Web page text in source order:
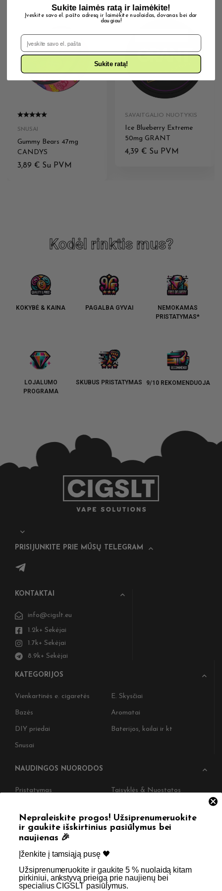
IŠPARDUOTA
SNUSAI
Gummy Bears 47mg
CANDYS
3,89 € Su PVM
IŠPARDUOTA
SAVAITGALIO NUOTYKIS
Ice Blueberry Extreme
50mg GRANT
4,39 € Su PVM
Kodėl rinktis mus?
KOKYBĖ & KAINA PAGALBA GYVAI
NEMOKAMAS
PRISTATYMAS*
LOJALUMO
PROGRAMA
SKUBUS PRISTATYMAS 9/10 REKOMENDUOJA
PRISIJUNKITE PRIE MŪSŲ TELEGRAM
KONTAKTAI
info@cigslt.eu
1.2k+ Sekėjai
1.7k+ Sekėjai
8.9k+ Sekėjai
KATEGORIJOS
Vienkartinės e. cigaretės E. Skysčiai
Bazės Aromatai
DIY priedai Baterijos, koilai ir kt
Snusai
NAUDINGOS NUORODOS
Pristatymas Taisyklės & Nuostatos
Straipsniai Apie Mus
Kontaktai
SKIRTA TIK SUAUGUSIEMS NIKOTINO VARTOTOJAMS.
NETURĖTUMĖTE NAUDOTI ŠIŲ PRODUKTŲ, JEI NEVARTOJATE
Sukite laimės ratą ir laimėkite!
Įveskite savo el. pašto adresą ir laimėkite nuolaidas, dovanas bei dar
daugiau!
El. Pašto adresas
Sukite ratą!
Nepraleiskite progos! Užsiprenumeruokite
ir gaukite išskirtinius pasiūlymus bei
naujienas 🎉
Įženkite į tamsiąją pusę 🖤 ​
Užsiprenumeruokite ir gaukite 5 % nuolaidą kitam
pirkiniui, ankstyvą prieigą prie naujienų bei
specialius CIGSLT pasiūlymus. ​